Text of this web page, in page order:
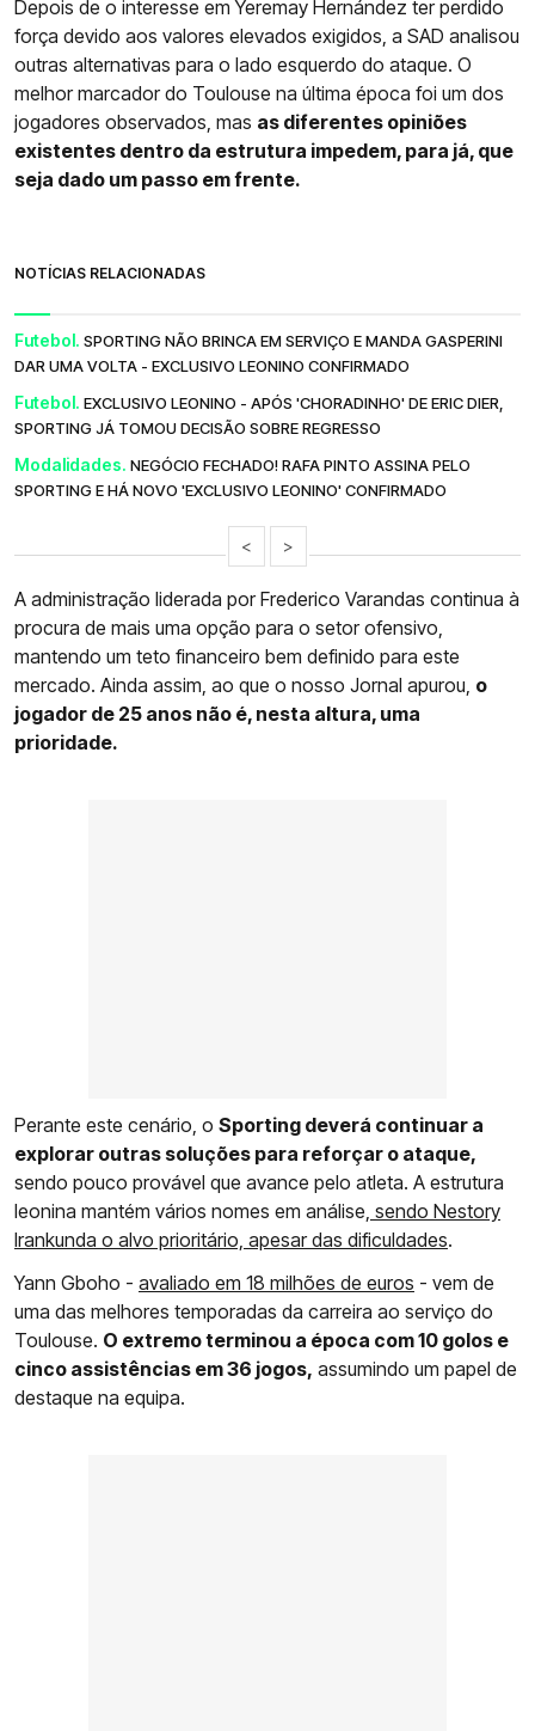
Depois de o interesse em Yeremay Hernández ter perdido
força devido aos valores elevados exigidos, a SAD analisou
outras alternativas para o lado esquerdo do ataque. O
melhor marcador do Toulouse na última época foi um dos
jogadores observados, mas as diferentes opiniões
existentes dentro da estrutura impedem, para já, que
seja dado um passo em frente.
NOTÍCIAS RELACIONADAS
Futebol. SPORTING NÃO BRINCA EM SERVIÇO E MANDA GASPERINI
DAR UMA VOLTA - EXCLUSIVO LEONINO CONFIRMADO
Futebol. EXCLUSIVO LEONINO - APÓS 'CHORADINHO' DE ERIC DIER,
SPORTING JÁ TOMOU DECISÃO SOBRE REGRESSO
Modalidades. NEGÓCIO FECHADO! RAFA PINTO ASSINA PELO
SPORTING E HÁ NOVO 'EXCLUSIVO LEONINO' CONFIRMADO
< >
A administração liderada por Frederico Varandas continua à
procura de mais uma opção para o setor ofensivo,
mantendo um teto financeiro bem definido para este
mercado. Ainda assim, ao que o nosso Jornal apurou, o
jogador de 25 anos não é, nesta altura, uma
prioridade.
Perante este cenário, o Sporting deverá continuar a
explorar outras soluções para reforçar o ataque,
sendo pouco provável que avance pelo atleta. A estrutura
leonina mantém vários nomes em análise, sendo Nestory
Irankunda o alvo prioritário, apesar das dificuldades.
Yann Gboho - avaliado em 18 milhões de euros - vem de
uma das melhores temporadas da carreira ao serviço do
Toulouse. O extremo terminou a época com 10 golos e
cinco assistências em 36 jogos, assumindo um papel de
destaque na equipa.